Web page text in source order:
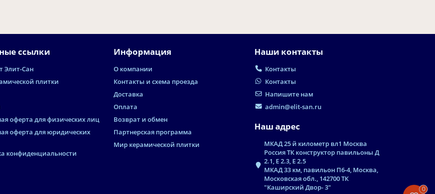
ссылки
Элит-Сан
плитки
оферта для физических лиц
оферта для юридических
конфиденциальности
Информация
О компании
Контакты и схема проезда
Доставка
Оплата
Возврат и обмен
Партнерская программа
Мир керамической плитки
Наши контакты
Контакты
Контакты
Напишите нам
admin@elit-san.ru
Наш адрес
МКАД 25 й километр вл1 Москва
Россия ТК конструктор павильоны Д
2.1, Е 2.3, Е 2.5
МКАД 33 км, павильон П6-4, Москва,
Московская обл., 142700 ТК
"Каширский Двор- 3"
0